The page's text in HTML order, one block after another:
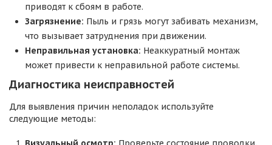
приводят к сбоям в работе.
Загрязнение: Пыль и грязь могут забивать механизм,
что вызывает затруднения при движении.
Неправильная установка: Неаккуратный монтаж
может привести к неправильной работе системы.
Диагностика неисправностей
Для выявления причин неполадок используйте
следующие методы: